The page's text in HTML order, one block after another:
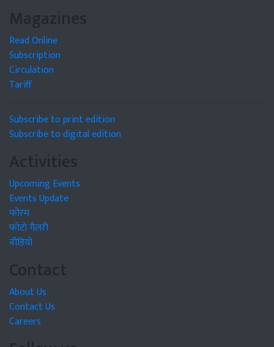
Magazines
Read Online
Subscription
Circulation
Tariff
Subscribe to print edition
Subscribe to digital edition
Activities
Upcoming Events
Events Update
फोरम
फोटो गैलरी
वीडियो
Contact
About Us
Contact Us
Careers